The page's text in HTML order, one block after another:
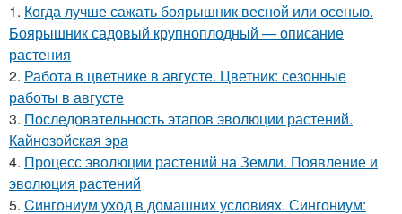
1. Когда лучше сажать боярышник весной или осенью.
Боярышник садовый крупноплодный — описание
растения
2. Работа в цветнике в августе. Цветник: сезонные
работы в августе
3. Последовательность этапов эволюции растений.
Кайнозойская эра
4. Процесс эволюции растений на Земли. Появление и
эволюция растений
5. Cингониум уход в домашних условиях. Сингониум: